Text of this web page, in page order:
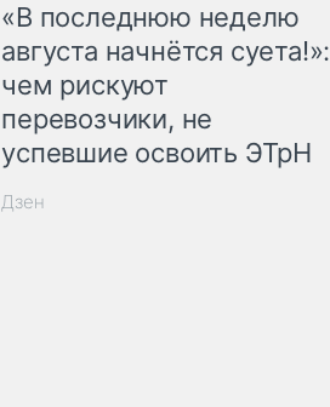
«В последнюю неделю
августа начнётся суета!»:
чем рискуют
перевозчики, не
успевшие освоить ЭТрН
Дзен